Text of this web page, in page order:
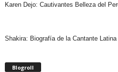
Karen Dejo: Cautivantes Belleza del
Shakira: Biografía de la Cantante
Blogroll